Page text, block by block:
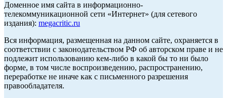
Доменное имя сайта в информационно-
телекоммуникационной сети «Интернет» (для сетевого
издания): megacritic.ru
Вся информация, размещенная на данном сайте, охраняется в
соответствии с законодательством РФ об авторском праве и не
подлежит использованию кем-либо в какой бы то ни было
форме, в том числе воспроизведению, распространению,
переработке не иначе как с письменного разрешения
правообладателя.